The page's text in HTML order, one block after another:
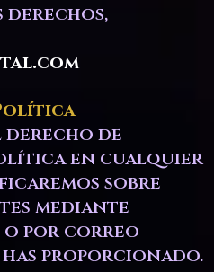
derechos,
derecho de
en cualquier
sobre
mediante
o por correo
proporcionado.